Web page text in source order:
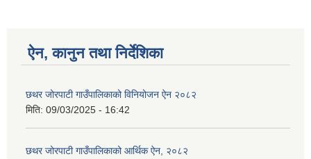
ऐन, कानुन तथा निर्देशिका
छथर जोरपाटी गाउँपालिकाको विनियोजन ऐन २०८२
मिति: 09/03/2025 - 16:42
छथर जोरपाटी गाउँपालिकाको आर्थिक ऐन, २०८२